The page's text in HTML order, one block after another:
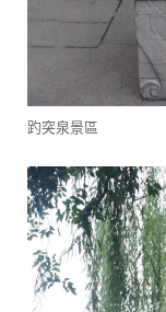
趵突泉景區